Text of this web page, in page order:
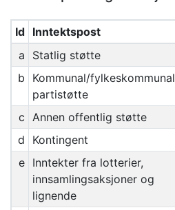
Id Inntektspost
a
Statlig støtte
b
Kommunal/fylkeskommunal
partistøtte
c Annen offentlig støtte
d Kontingent
e Inntekter fra lotterier,
innsamlingsaksjoner og
lignende